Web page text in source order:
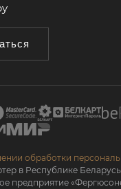
обработки
в Республике
предприятие